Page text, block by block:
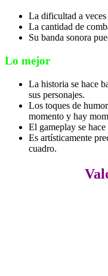
La dificultad a veces
La cantidad de
Su banda sonora
Lo mejor
La historia se hace
sus personajes.
Los toques de
momento y hay
El gameplay se
Es artísticamente
cuadro.